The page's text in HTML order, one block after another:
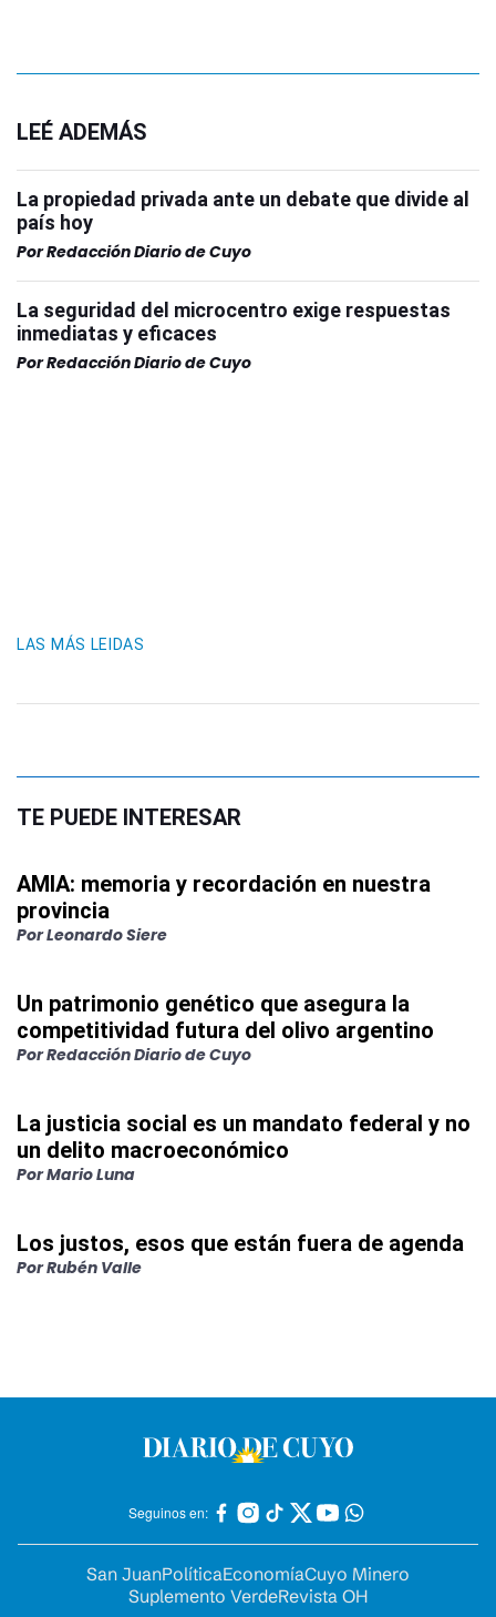
LEÉ ADEMÁS
La propiedad privada ante un debate que divide al
país hoy
PorRedacción Diario de Cuyo
La seguridad del microcentro exige respuestas
inmediatas y eficaces
PorRedacción Diario de Cuyo
LAS MÁS LEIDAS
TE PUEDE INTERESAR
AMIA: memoria y recordación en nuestra
provincia
PorLeonardo Siere
Un patrimonio genético que asegura la
competitividad futura del olivo argentino
PorRedacción Diario de Cuyo
La justicia social es un mandato federal y no
un delito macroeconómico
PorMario Luna
Los justos, esos que están fuera de agenda
PorRubén Valle
Seguinos en:
San JuanPolíticaEconomíaCuyo Minero
Suplemento VerdeRevista OH